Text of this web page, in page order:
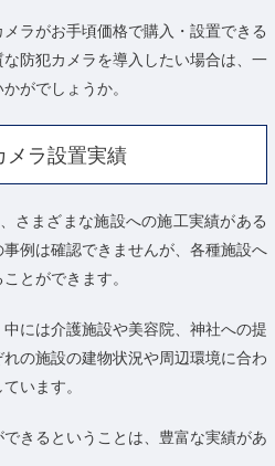
ラがお手頃価格で購入・設置できる
防犯カメラを導入したい場合は、一
がでしょうか。
メラ設置実績
さまざまな施設への施工実績がある
例は確認できませんが、各種施設へ
とができます。
には介護施設や美容院、神社への提
の施設の建物状況や周辺環境に合わ
います。
きるということは、豊富な実績があ